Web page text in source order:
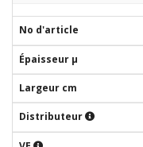
No d'article
Épaisseur µ
Largeur cm
Distributeur